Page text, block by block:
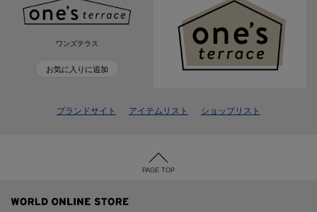
ワンズテラス
お気に入りに追加
ブランドサイト アイテムリスト ショップリスト
PAGE TOP